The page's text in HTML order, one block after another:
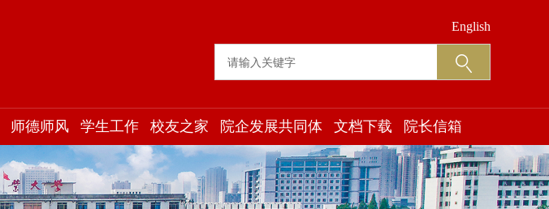
English
师德师风 学生工作 校友之家 院企发展共同体 文档下载 院长信箱